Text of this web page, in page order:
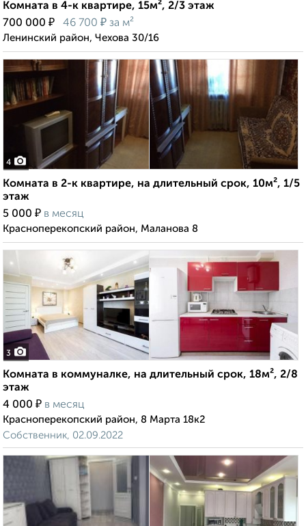
Комната в 4-к квартире, 15м², 2/3 этаж
700 000 ₽ 46 700 ₽ за м²
Ленинский район, Чехова 30/16
4
Комната в 2-к квартире, на длительный срок, 10м², 1/5
этаж
5 000 ₽ в месяц
Красноперекопский район, Маланова 8
3
Комната в коммуналке, на длительный срок, 18м², 2/8
этаж
4 000 ₽ в месяц
Красноперекопский район, 8 Марта 18к2
Собственник, 02.09.2022